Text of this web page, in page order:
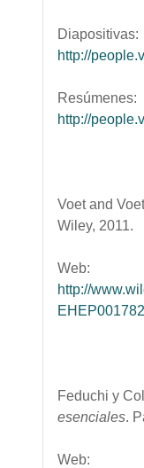
Diapositivas:
http://
Resúmenes:
http://
Voet and
Wiley, 2011.
Web:
http://
Feduchi y
esenciales.
Web: